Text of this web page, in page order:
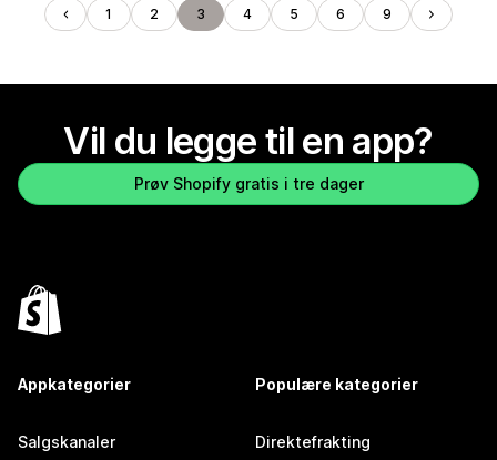
1 2 3 4 5 6 9
Vil du legge til en app?
Prøv Shopify gratis i tre dager
Appkategorier
Salgskanaler
Populære kategorier
Direktefrakting